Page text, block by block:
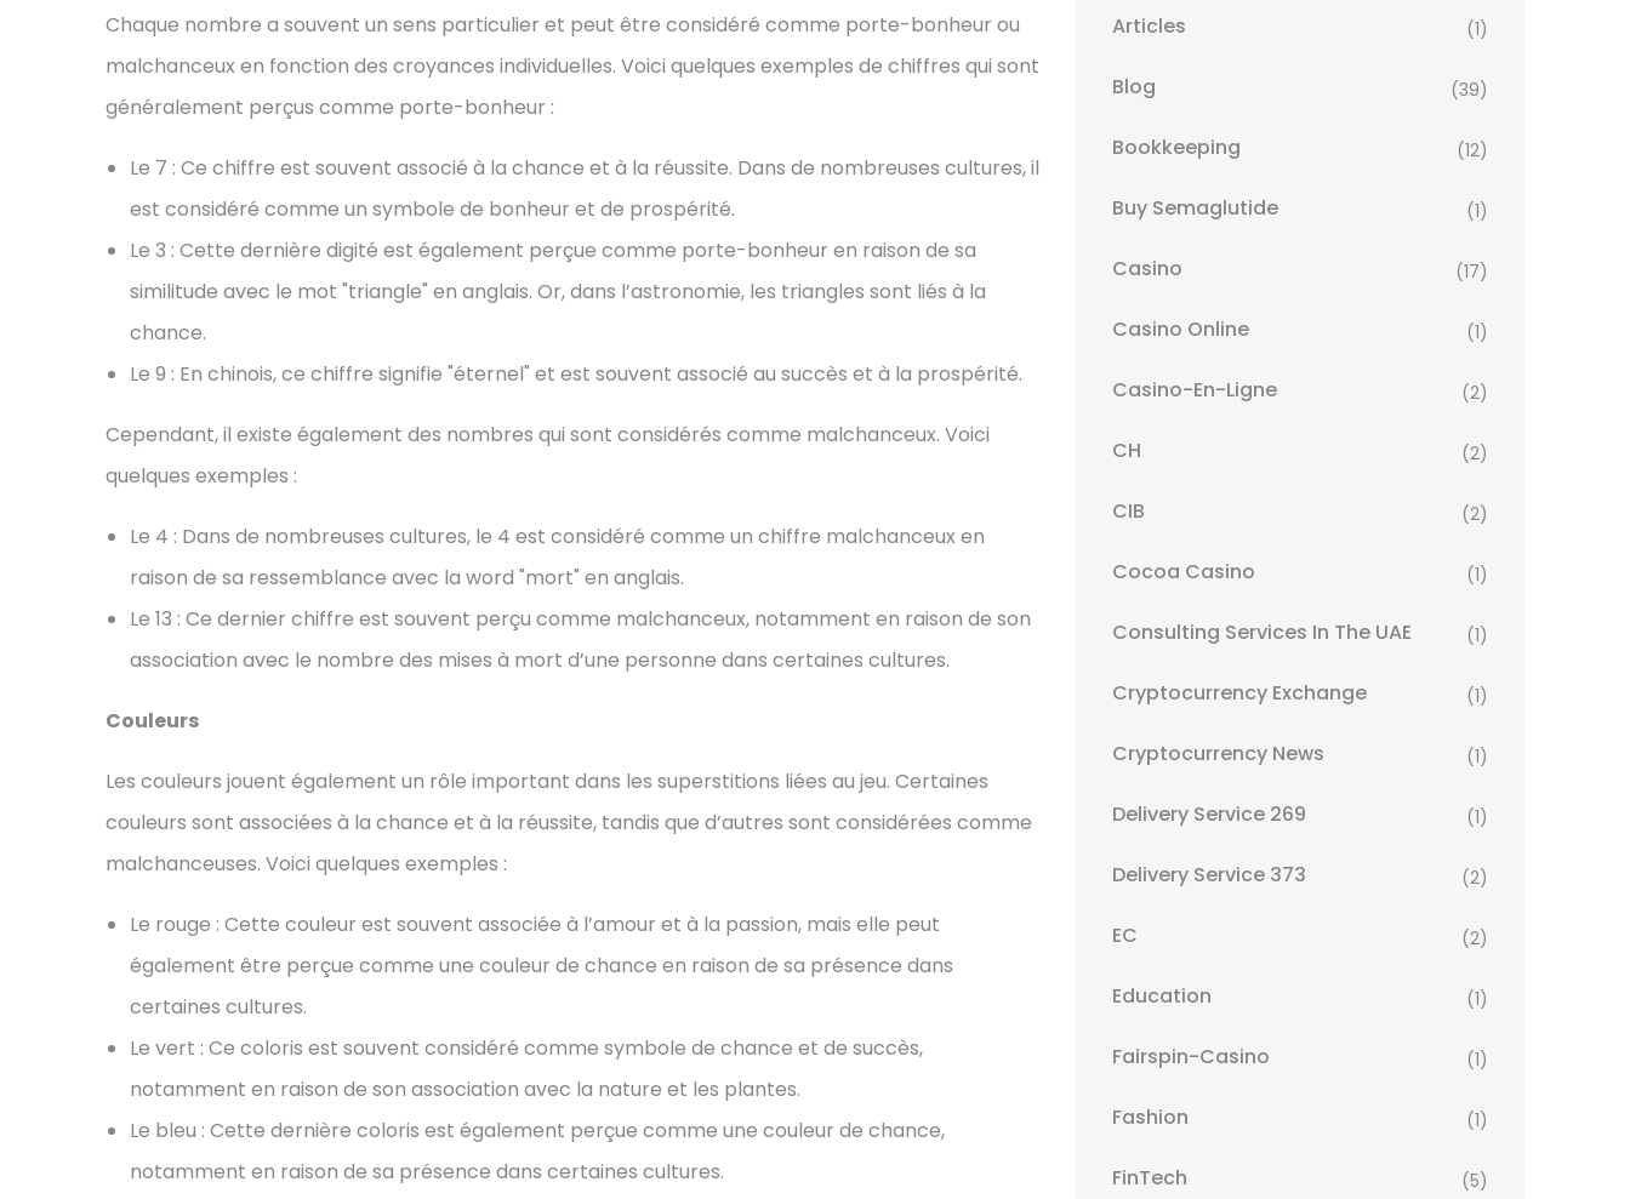
Chaque nombre a souvent un sens particulier et peut être considéré comme porte-bonheur ou
malchanceux en fonction des croyances individuelles. Voici quelques exemples de chiffres qui sont
généralement perçus comme porte-bonheur :
Le 7 : Ce chiffre est souvent associé à la chance et à la réussite. Dans de nombreuses cultures, il
est considéré comme un symbole de bonheur et de prospérité.
Le 3 : Cette dernière digité est également perçue comme porte-bonheur en raison de sa
similitude avec le mot "triangle" en anglais. Or, dans l’astronomie, les triangles sont liés à la
chance.
Le 9 : En chinois, ce chiffre signifie "éternel" et est souvent associé au succès et à la prospérité.
Cependant, il existe également des nombres qui sont considérés comme malchanceux. Voici
quelques exemples :
Le 4 : Dans de nombreuses cultures, le 4 est considéré comme un chiffre malchanceux en
raison de sa ressemblance avec la word "mort" en anglais.
Le 13 : Ce dernier chiffre est souvent perçu comme malchanceux, notamment en raison de son
association avec le nombre des mises à mort d’une personne dans certaines cultures.
Couleurs
Les couleurs jouent également un rôle important dans les superstitions liées au jeu. Certaines
couleurs sont associées à la chance et à la réussite, tandis que d’autres sont considérées comme
malchanceuses. Voici quelques exemples :
Le rouge : Cette couleur est souvent associée à l’amour et à la passion, mais elle peut
également être perçue comme une couleur de chance en raison de sa présence dans
certaines cultures.
Le vert : Ce coloris est souvent considéré comme symbole de chance et de succès,
notamment en raison de son association avec la nature et les plantes.
Le bleu : Cette dernière coloris est également perçue comme une couleur de chance,
notamment en raison de sa présence dans certaines cultures.
Articles (1)
Blog (39)
Bookkeeping (12)
Buy Semaglutide (1)
Casino (17)
Casino Online (1)
Casino-En-Ligne (2)
CH (2)
CIB (2)
Cocoa Casino (1)
Consulting Services In The UAE (1)
Cryptocurrency Exchange (1)
Cryptocurrency News (1)
Delivery Service 269 (1)
Delivery Service 373 (2)
EC (2)
Education (1)
Fairspin-Casino (1)
Fashion (1)
FinTech (5)